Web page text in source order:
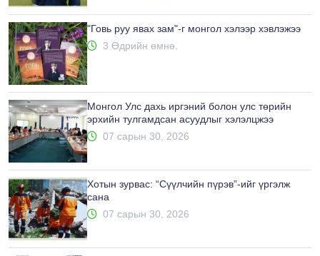
"Говь руу явах зам"-г монгол хэлээр хэвлэжээ
3 Өдрийн өмнө.
Монгол Улс дахь иргэний болон улс төрийн
эрхийн тулгамдсан асуудлыг хэлэлцжээ
07 сарын 30, 2026
Хотын зурвас: “Сүүлчийн пүрэв”-ийг үргэлж
сана
07 сарын 30, 2026